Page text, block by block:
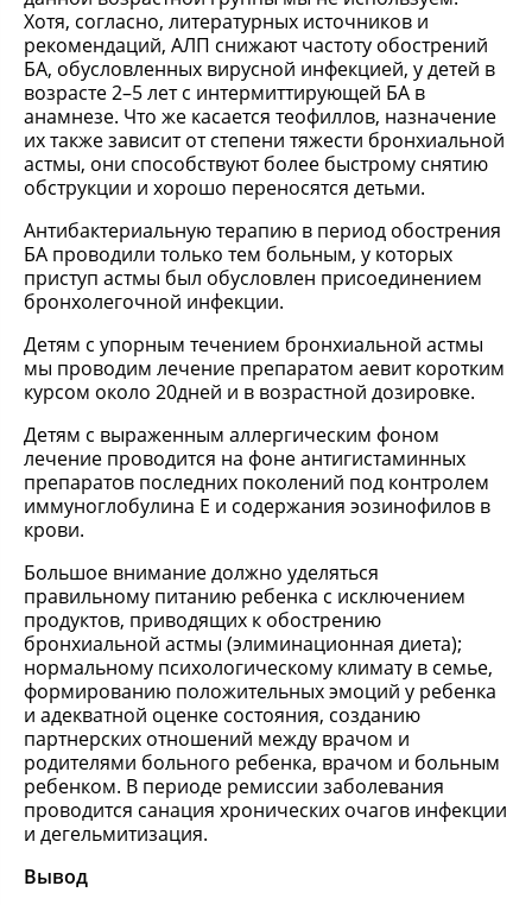
Хотя, согласно, литературных источников и
рекомендаций, АЛП снижают частоту обострений
БА, обусловленных вирусной инфекцией, у детей в
возрасте 2–5 лет с интермиттирующей БА в
анамнезе. Что же касается теофиллов, назначение
их также зависит от степени тяжести бронхиальной
астмы, они способствуют более быстрому снятию
обструкции и хорошо переносятся детьми.
Антибактериальную терапию в период обострения
БА проводили только тем больным, у которых
приступ астмы был обусловлен присоединением
бронхолегочной инфекции.
Детям с упорным течением бронхиальной астмы
мы проводим лечение препаратом аевит коротким
курсом около 20дней и в возрастной дозировке.
Детям с выраженным аллергическим фоном
лечение проводится на фоне антигистаминных
препаратов последних поколений под контролем
иммуноглобулина Е и содержания эозинофилов в
крови.
Большое внимание должно уделяться
правильному питанию ребенка с исключением
продуктов, приводящих к обострению
бронхиальной астмы (элиминационная диета);
нормальному психологическому климату в семье,
формированию положительных эмоций у ребенка
и адекватной оценке состояния, созданию
партнерских отношений между врачом и
родителями больного ребенка, врачом и больным
ребенком. В периоде ремиссии заболевания
проводится санация хронических очагов инфекции
и дегельмитизация.
Вывод